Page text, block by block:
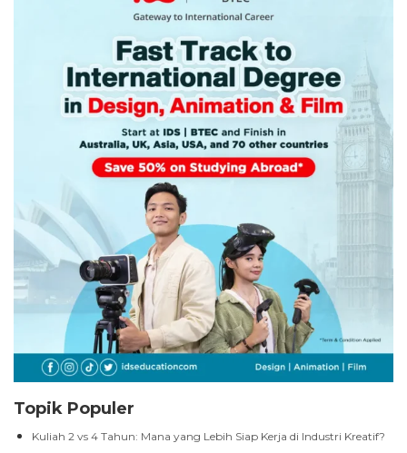
Topik Populer
Kuliah 2 vs 4 Tahun: Mana yang Lebih Siap Kerja di Industri Kreatif?